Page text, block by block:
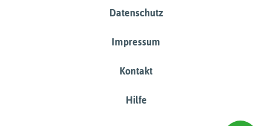
Datenschutz
Impressum
Kontakt
Hilfe